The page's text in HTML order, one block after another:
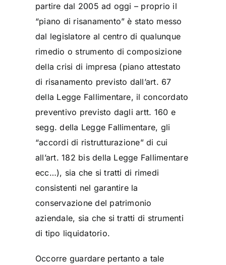
partire dal 2005 ad oggi – proprio il
“piano di risanamento” è stato messo
dal legislatore al centro di qualunque
rimedio o strumento di composizione
della crisi di impresa (piano attestato
di risanamento previsto dall’art. 67
della Legge Fallimentare, il concordato
preventivo previsto dagli artt. 160 e
segg. della Legge Fallimentare, gli
“accordi di ristrutturazione” di cui
all’art. 182 bis della Legge Fallimentare
ecc…), sia che si tratti di rimedi
consistenti nel garantire la
conservazione del patrimonio
aziendale, sia che si tratti di strumenti
di tipo liquidatorio.
Occorre guardare pertanto a tale